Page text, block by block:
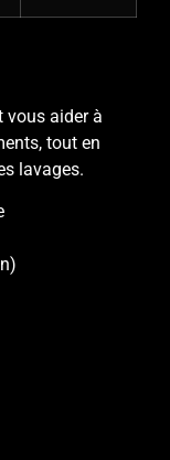
vous aider à
tout en
lavages.